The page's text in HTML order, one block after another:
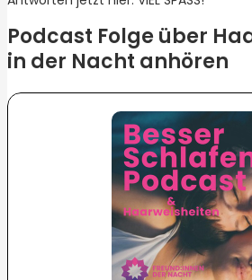
Podcast Folge über
in der Nacht anhören